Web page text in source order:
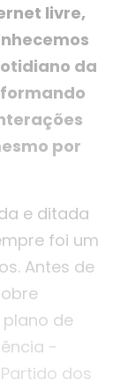
livre,
da
por
e ditada
foi um
Antes de
de
-
dos